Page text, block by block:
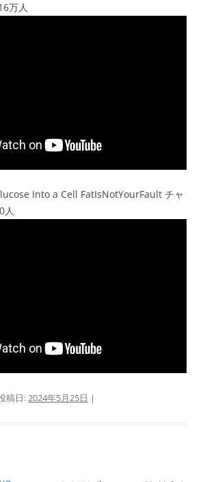
万人
Into a Cell FatIsNotYourFault チャ
人
稿日:2024年5月25日 |